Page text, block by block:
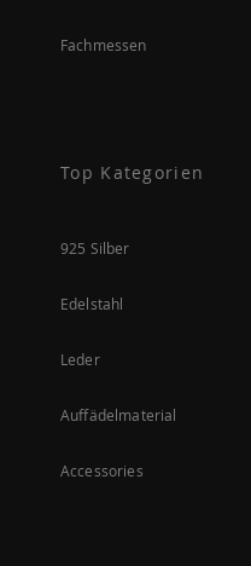
Fachmessen
Top Kategorien
925 Silber
Edelstahl
Leder
Auffädelmaterial
Accessories